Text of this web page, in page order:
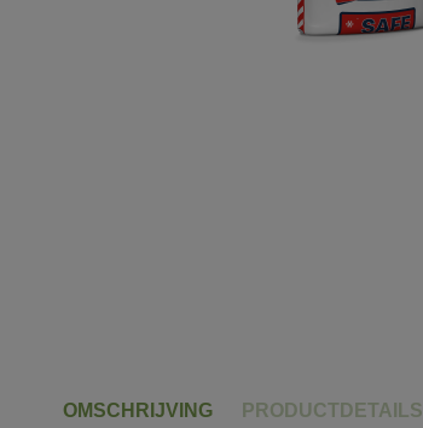
OMSCHRIJVING PRODUCTDETAILS